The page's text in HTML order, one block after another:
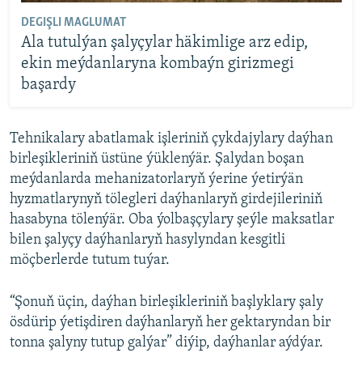
DEGIŞLI MAGLUMAT
Ala tutulýan şalyçylar häkimlige arz edip,
ekin meýdanlaryna kombaýn girizmegi
başardy
Tehnikalary abatlamak işleriniň çykdajylary daýhan
birleşikleriniň üstüne ýüklenýär. Şalydan boşan
meýdanlarda mehanizatorlaryň ýerine ýetirýän
hyzmatlarynyň tölegleri daýhanlaryň girdejileriniň
hasabyna tölenýär. Oba ýolbaşçylary şeýle maksatlar
bilen şalyçy daýhanlaryň hasylyndan kesgitli
möçberlerde tutum tuýar.
“Şonuň üçin, daýhan birleşikleriniň başlyklary şaly
ösdürip ýetişdiren daýhanlaryň her gektaryndan bir
tonna şalyny tutup galýar” diýip, daýhanlar aýdýar.